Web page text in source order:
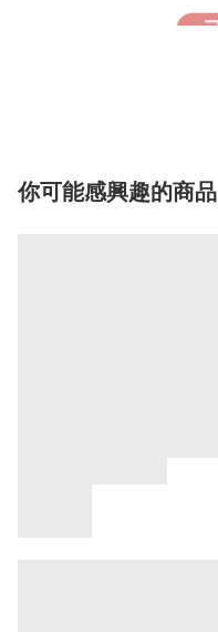
你可能感興趣的商品